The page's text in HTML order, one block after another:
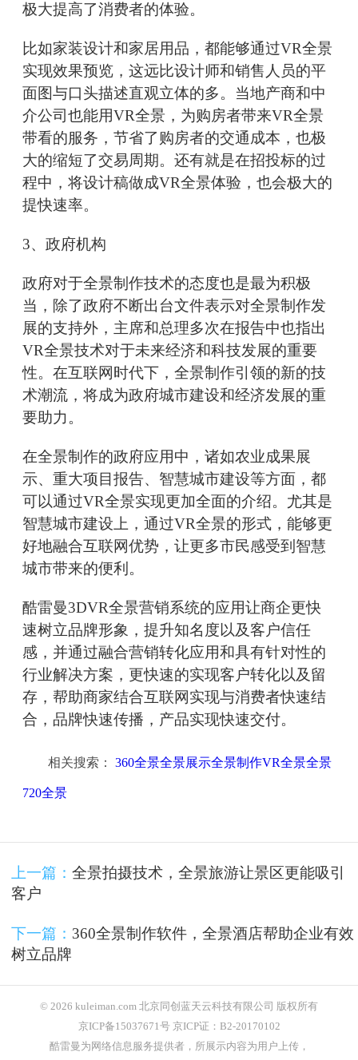
极大提高了消费者的体验。
比如家装设计和家居用品，都能够通过VR全景
实现效果预览，这远比设计师和销售人员的平
面图与口头描述直观立体的多。当地产商和中
介公司也能用VR全景，为购房者带来VR全景
带看的服务，节省了购房者的交通成本，也极
大的缩短了交易周期。还有就是在招投标的过
程中，将设计稿做成VR全景体验，也会极大的
提快速率。
3、政府机构
政府对于全景制作技术的态度也是最为积极
当，除了政府不断出台文件表示对全景制作发
展的支持外，主席和总理多次在报告中也指出
VR全景技术对于未来经济和科技发展的重要
性。在互联网时代下，全景制作引领的新的技
术潮流，将成为政府城市建设和经济发展的重
要助力。
在全景制作的政府应用中，诸如农业成果展
示、重大项目报告、智慧城市建设等方面，都
可以通过VR全景实现更加全面的介绍。尤其是
智慧城市建设上，通过VR全景的形式，能够更
好地融合互联网优势，让更多市民感受到智慧
城市带来的便利。
酷雷曼3DVR全景营销系统的应用让商企更快
速树立品牌形象，提升知名度以及客户信任
感，并通过融合营销转化应用和具有针对性的
行业解决方案，更快速的实现客户转化以及留
存，帮助商家结合互联网实现与消费者快速结
合，品牌快速传播，产品实现快速交付。
相关搜索： 360全景全景展示全景制作VR全景全景
720全景
上一篇： 全景拍摄技术，全景旅游让景区更能吸引
客户
下一篇： 360全景制作软件，全景酒店帮助企业有效
树立品牌
© 2026 kuleiman.com 北京同创蓝天云科技有限公司 版权所有
京ICP备15037671号 京ICP证：B2-20170102
酷雷曼为网络信息服务提供者，所展示内容为用户上传，